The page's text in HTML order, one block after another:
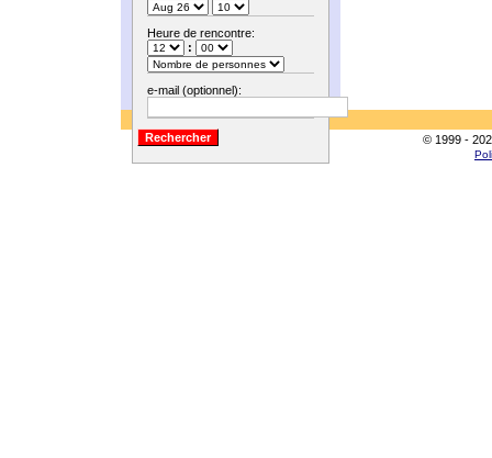
Heure de rencontre:
:
e-mail (optionnel):
© 1999 -